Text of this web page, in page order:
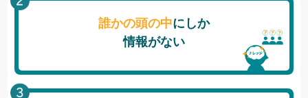
誰かの頭の中にしか
情報がない